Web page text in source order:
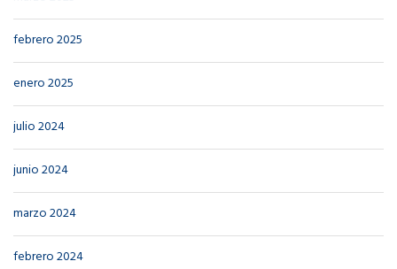
febrero 2025
enero 2025
julio 2024
junio 2024
marzo 2024
febrero 2024